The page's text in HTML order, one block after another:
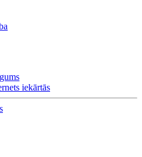
iekārtās